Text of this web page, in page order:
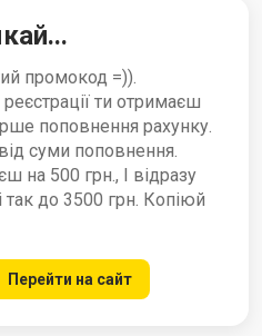
промокод =)).
ти отримаєш
поповнення рахунку.
суми поповнення.
на 500 грн., І відразу
до 3500 грн. Копіюй
Перейти на сайт